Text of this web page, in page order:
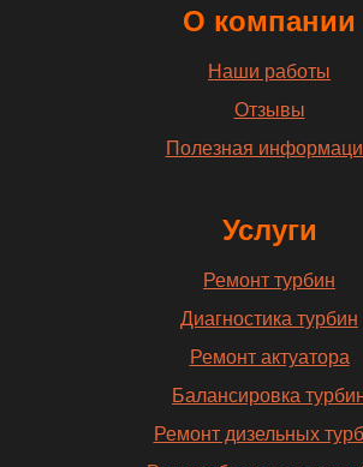
О компании
Наши работы
Отзывы
Полезная
Услуги
Ремонт турбин
Диагностика турбин
Ремонт актуатора
Балансировка
Ремонт дизельных